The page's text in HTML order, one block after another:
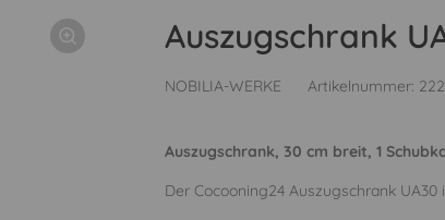
Auszugschrank
NOBILIA-WERKE Artikelnummer:
Auszugschrank, 30 cm breit, 1
Der Cocooning24 Auszugschrank UA30